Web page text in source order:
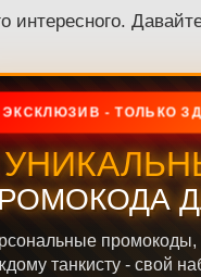
интересного.
ЭКСКЛЮЗИВ - ТОЛЬКО
танкисту - свой